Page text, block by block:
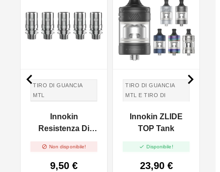
TIRO DI GUANCIA
MTL
Innokin
Resistenza Di
5pz
 Non disponibile!
9,50 €
TIRO DI GUANCIA
MTL E TIRO DI
TIRO IN GUANCIA
MTL E TIRO DI
Innokin ZLIDE
TOP Tank
 Disponibile!
23,90 €
 